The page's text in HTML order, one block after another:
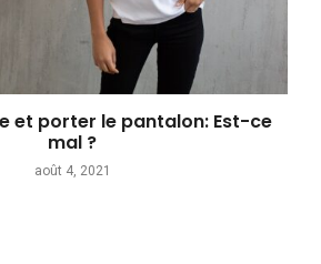
et porter le pantalon: Est-ce
mal ?
août 4, 2021